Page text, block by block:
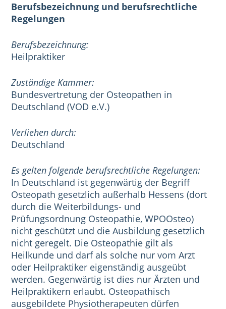
Berufsbezeichnung und berufsrechtliche
Regelungen
Berufsbezeichnung:
Heilpraktiker
Zuständige Kammer:
Bundesvertretung der Osteopathen in
Deutschland (VOD e.V.)
Verliehen durch:
Deutschland
Es gelten folgende berufsrechtliche Regelungen:
In Deutschland ist gegenwärtig der Begriff
Osteopath gesetzlich außerhalb Hessens (dort
durch die Weiterbildungs- und
Prüfungsordnung Osteopathie, WPOOsteo)
nicht geschützt und die Ausbildung gesetzlich
nicht geregelt. Die Osteopathie gilt als
Heilkunde und darf als solche nur vom Arzt
oder Heilpraktiker eigenständig ausgeübt
werden. Gegenwärtig ist dies nur Ärzten und
Heilpraktikern erlaubt. Osteopathisch
ausgebildete Physiotherapeuten dürfen